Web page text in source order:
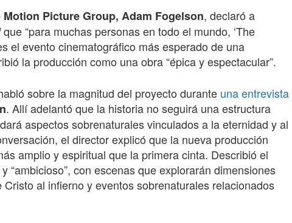
Picture Group, Adam Fogelson, declaró a
que “para muchas personas en todo el mundo, ‘The
el evento cinematográfico más esperado de una
la producción como una obra “épica y espectacular”.
sobre la magnitud del proyecto durante una entrevista
. Allí adelantó que la historia no seguirá una estructura
aspectos sobrenaturales vinculados a la eternidad y al
el director explicó que la nueva producción
amplio y espiritual que la primera cinta. Describió el
“ambicioso”, con escenas que explorarán dimensiones
al infierno y eventos sobrenaturales relacionados